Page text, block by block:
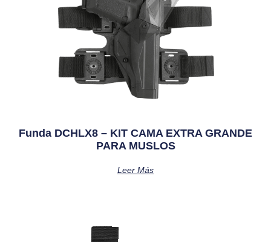
Funda DCHLX8 – KIT CAMA EXTRA GRANDE
PARA MUSLOS
Leer Más